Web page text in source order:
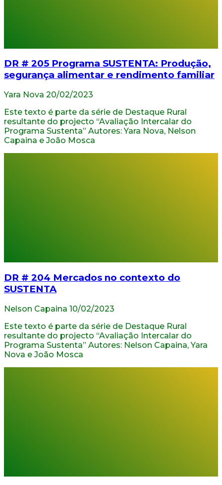
DR # 205 Programa SUSTENTA: Produção,
segurança alimentar e rendimento familiar
Yara Nova 20/02/2023
Este texto é parte da série de Destaque Rural
resultante do projecto “Avaliação Intercalar do
Programa Sustenta” Autores: Yara Nova, Nelson
Capaina e João Mosca
DR # 204 Mercados no contexto do
SUSTENTA
Nelson Capaina 10/02/2023
Este texto é parte da série de Destaque Rural
resultante do projecto “Avaliação Intercalar do
Programa Sustenta” Autores: Nelson Capaina, Yara
Nova e João Mosca